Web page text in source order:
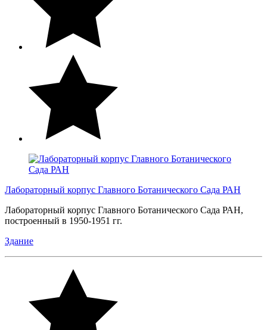
Лабораторный корпус Главного Ботанического Сада РАН
Лабораторный корпус Главного Ботанического Сада РАН,
построенный в 1950-1951 гг.
Здание